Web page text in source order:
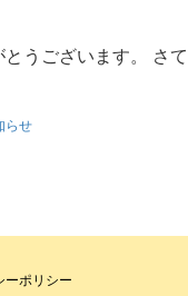
うございます。 さ
らせ
ーポリシー